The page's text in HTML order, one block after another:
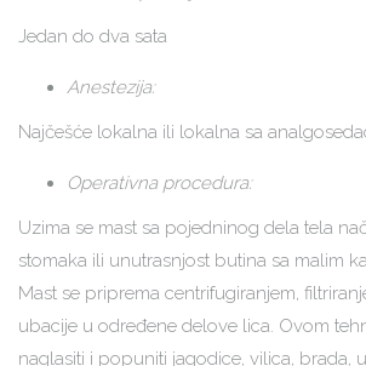
Jedan do dva sata
Anestezija:
Najčešće lokalna ili lokalna sa
Operativna procedura:
Uzima se mast sa pojedninog dela tela
stomaka ili unutrasnjost butina sa malim
Mast se priprema centrifugiranjem,
ubacije u određene delove lica. Ovom
naglasiti i popuniti jagodice, vilica, brada,